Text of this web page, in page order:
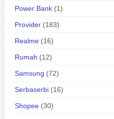
Power Bank (1)
Provider (183)
Realme (16)
Rumah (12)
Samsung (72)
Serbaserbi (16)
Shopee (30)